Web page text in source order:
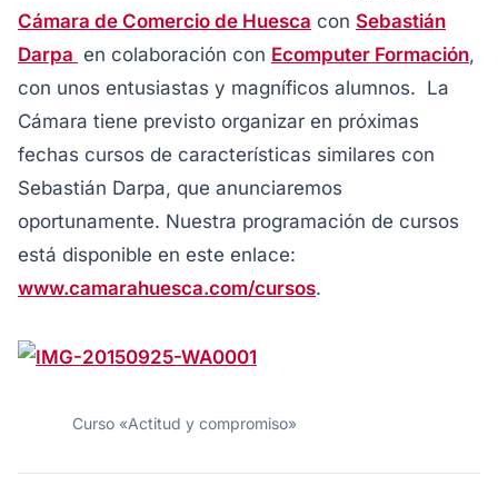
Cámara de Comercio de Huesca con Sebastián
Darpa en colaboración con Ecomputer Formación,
con unos entusiastas y magníficos alumnos. La
Cámara tiene previsto organizar en próximas
fechas cursos de características similares con
Sebastián Darpa, que anunciaremos
oportunamente. Nuestra programación de cursos
está disponible en este enlace:
www.camarahuesca.com/cursos.
Curso «Actitud y compromiso»